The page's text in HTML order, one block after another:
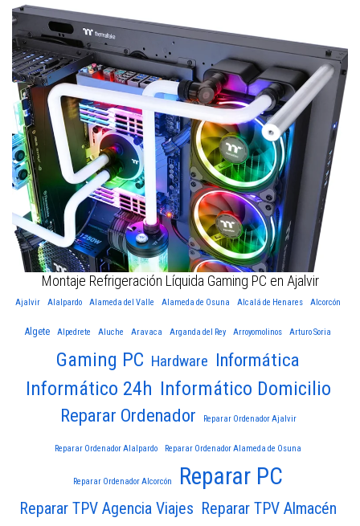
Montaje Refrigeración Líquida Gaming PC en Ajalvir
Ajalvir Alalpardo Alameda del Valle Alameda de Osuna Alcalá de Henares Alcorcón
Algete Alpedrete Aluche Aravaca Arganda del Rey Arroyomolinos Arturo Soria
Gaming PC Hardware Informática
Informático 24h Informático Domicilio
Reparar Ordenador Reparar Ordenador Ajalvir
Reparar Ordenador Alalpardo Reparar Ordenador Alameda de Osuna
Reparar Ordenador Alcorcón Reparar PC
Reparar TPV Agencia Viajes Reparar TPV Almacén